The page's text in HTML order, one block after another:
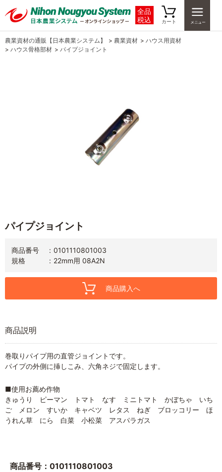
全品
税込
カート
農業資材の通販【日本農業システム】 > 農業資材 > ハウス用資材
> ハウス骨格部材 > パイプジョイント
パイプジョイント
商品番号
0101110801003
規格
22mm用 08A2N
商品購入へ
商品説明
巻取りパイプ用の直管ジョイントです。
パイプの外側に挿しこみ、六角ネジで固定します。
■使用お薦め作物
きゅうり ピーマン トマト なす ミニトマト かぼちゃ いち
ご メロン すいか キャベツ レタス ねぎ ブロッコリー ほ
うれん草 にら 白菜 小松菜 アスパラガス
商品番号：0101110801003